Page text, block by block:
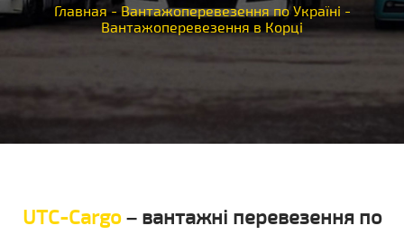
Главная - Вантажоперевезення по Україні -
Вантажоперевезення в Корці
UTC-Cargo– вантажні перевезення по